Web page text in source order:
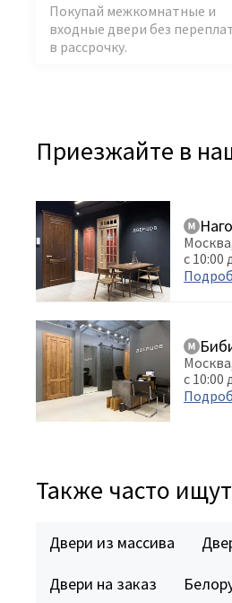
Покупай межкомнатные и
входные двери без
в рассрочку.
Приезжайте в
с 10:00
с 10:00
Также часто ищут
Двери из массива
Двери на заказ